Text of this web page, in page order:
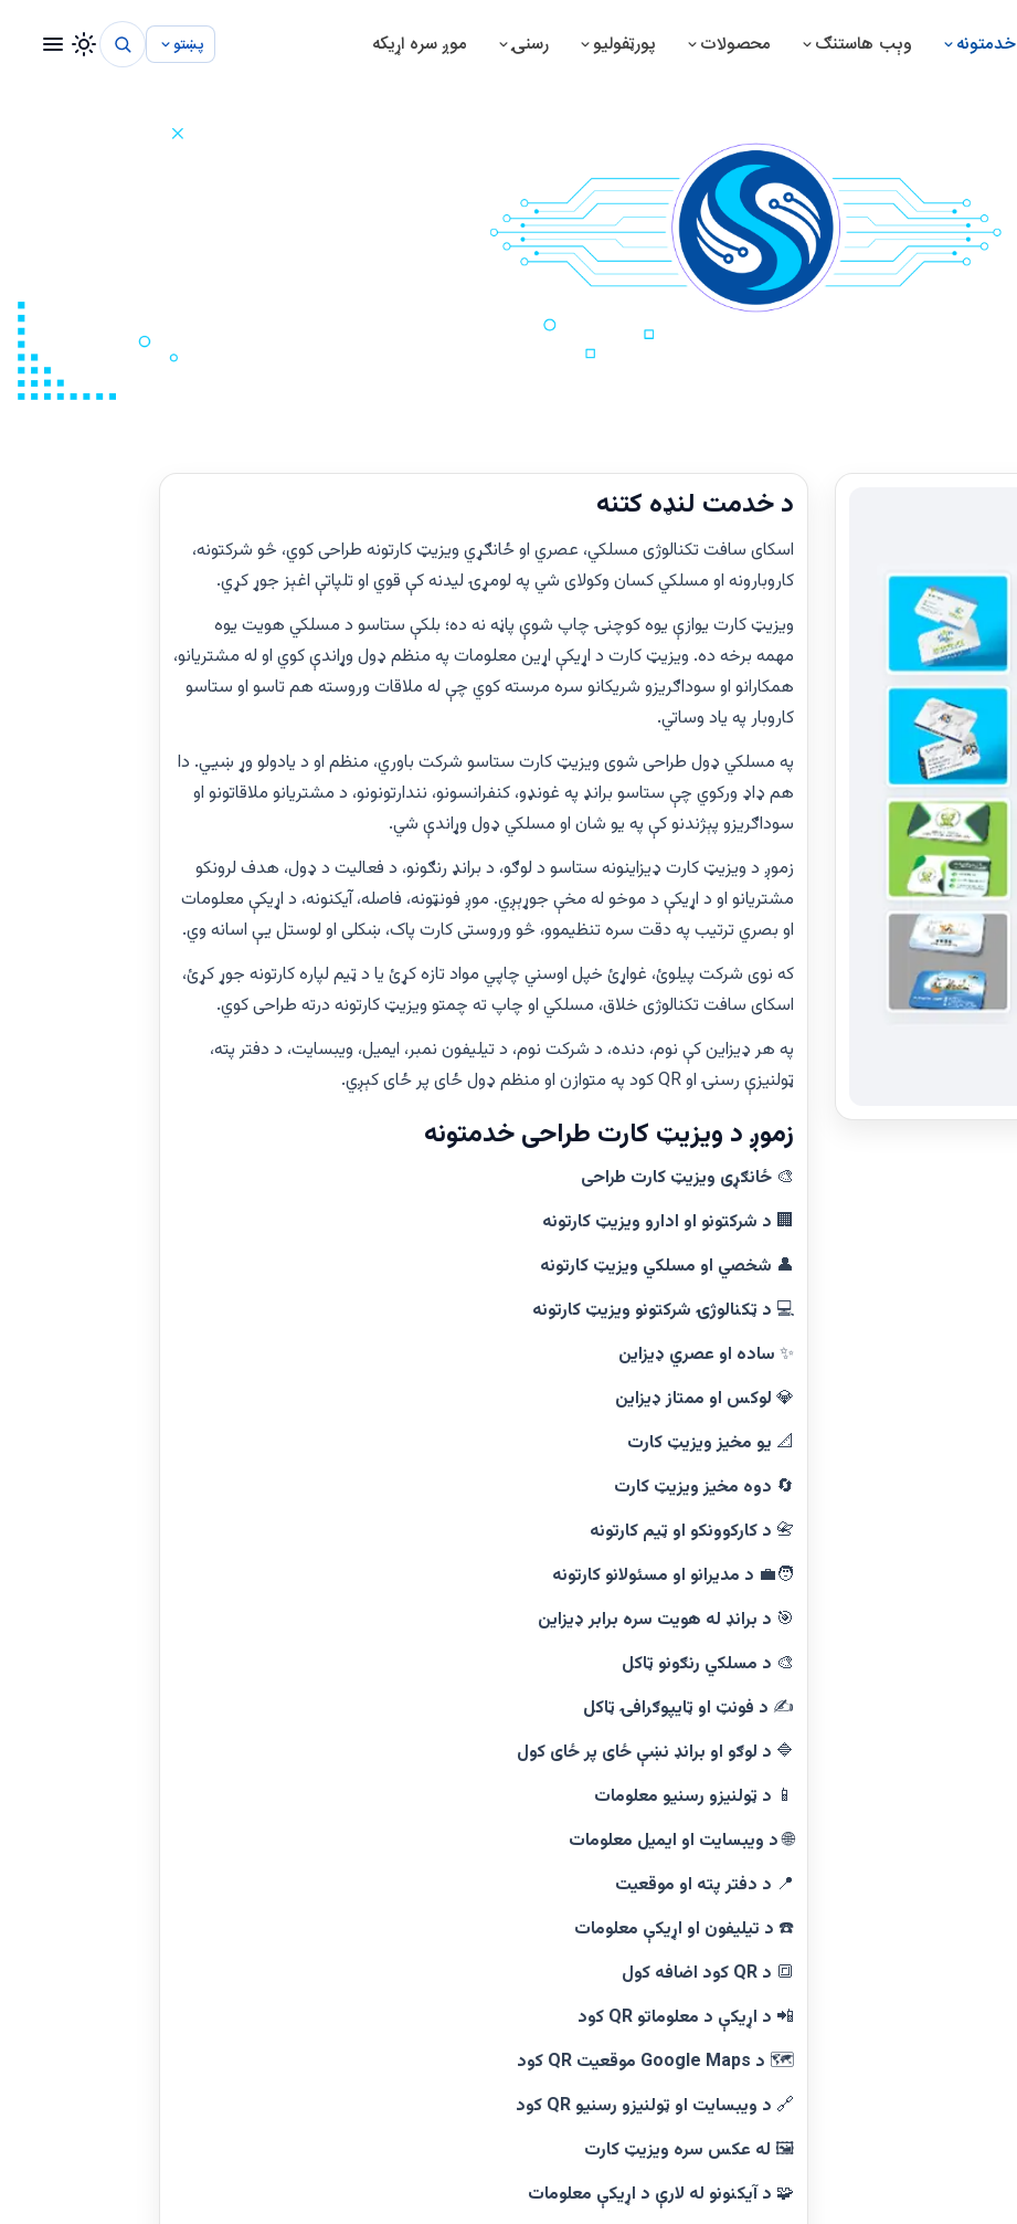
خدمتونه وېب هاستنګ محصولات
د درملتون مدیریت سیستم
د صرافي مدیریت سیستم
د پمپ سټېشن مدیریت سیستم
د تولیداتو مدیریت سیستم
د بشري سرچینو مدیریت سیستم
پورټفولیو رسنۍ موږ سره اړيکه پښتو
د خدمت لنډه کتنه
اسکای سافت تکنالوژی مسلکي، عصري او ځانګړي ویزیټ کارتونه طراحی کوي، څو شرکتونه،
کاروبارونه او مسلکي کسان وکولای شي په لومړۍ لیدنه کې قوي او تلپاتې اغېز جوړ کړي.
ویزیټ کارت یوازې یوه کوچنۍ چاپ شوې پاڼه نه ده؛ بلکې ستاسو د مسلکي هویت یوه
مهمه برخه ده. ویزیټ کارت د اړیکې اړین معلومات په منظم ډول وړاندې کوي او له مشتریانو،
همکارانو او سوداګریزو شریکانو سره مرسته کوي چې له ملاقات وروسته هم تاسو او ستاسو
کاروبار په یاد وساتي.
په مسلکي ډول طراحی شوی ویزیټ کارت ستاسو شرکت باوري، منظم او د یادولو وړ ښيي. دا
هم ډاډ ورکوي چې ستاسو برانډ په غونډو، کنفرانسونو، نندارتونونو، د مشتریانو ملاقاتونو او
سوداګریزو پېژندنو کې په یو شان او مسلکي ډول وړاندې شي.
زموږ د ویزیټ کارت ډیزاینونه ستاسو د لوګو، د برانډ رنګونو، د فعالیت د ډول، هدف لرونکو
مشتریانو او د اړیکې د موخو له مخې جوړېږي. موږ فونټونه، فاصله، آیکنونه، د اړیکې معلومات
او بصري ترتیب په دقت سره تنظیموو، څو وروستی کارت پاک، ښکلی او لوستل یې اسانه وي.
که نوی شرکت پیلوئ، غواړئ خپل اوسني چاپي مواد تازه کړئ یا د ټیم لپاره کارتونه جوړ کړئ،
اسکای سافت تکنالوژی خلاق، مسلکي او چاپ ته چمتو ویزیټ کارتونه درته طراحی کوي.
په هر ډیزاین کې نوم، دنده، د شرکت نوم، د تیلیفون نمبر، ایمیل، ویبسایت، د دفتر پته،
ټولنیزې رسنۍ او QR کود په متوازن او منظم ډول ځای پر ځای کېږي.
زموږ د ویزیټ کارت طراحی خدمتونه
🎨 ځانګړی ویزیټ کارت طراحی
🏢 د شرکتونو او ادارو ویزیټ کارتونه
👤 شخصي او مسلکي ویزیټ کارتونه
💻 د ټکنالوژۍ شرکتونو ویزیټ کارتونه
✨ ساده او عصري ډیزاین
💎 لوکس او ممتاز ډیزاین
📐 یو مخیز ویزیټ کارت
🔄 دوه مخیز ویزیټ کارت
📇 د کارکوونکو او ټیم کارتونه
🧑‍💼 د مدیرانو او مسئولانو کارتونه
🎯 د برانډ له هویت سره برابر ډیزاین
🎨 د مسلکي رنګونو ټاکل
✍️ د فونټ او ټایپوګرافۍ ټاکل
🔷 د لوګو او برانډ نښې ځای پر ځای کول
📱 د ټولنیزو رسنیو معلومات
🌐د ویبسایت او ایمیل معلومات
📍 د دفتر پته او موقعیت
☎️ د تیلیفون او اړیکې معلومات
🔳 د QR کود اضافه کول
📲 د اړیکې د معلوماتو QR کود
🗺️ د Google Maps موقعیت QR کود
🔗 د ویبسایت او ټولنیزو رسنیو QR کود
🖼️ له عکس سره ویزیټ کارت
🧩 د آیکنونو له لارې د اړیکې معلومات